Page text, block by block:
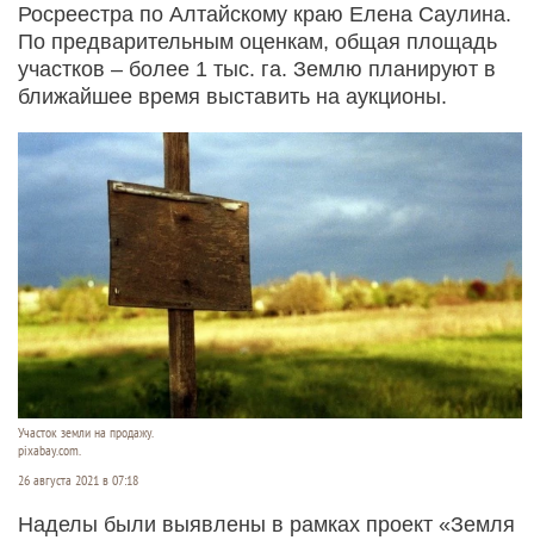
Росреестра по Алтайскому краю Елена Саулина.
По предварительным оценкам, общая площадь
участков – более 1 тыс. га. Землю планируют в
ближайшее время выставить на аукционы.
Участок земли на продажу.
pixabay.com.
26 августа 2021 в 07:18
Наделы были выявлены в рамках проект «Земля